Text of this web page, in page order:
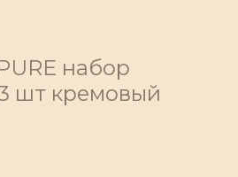
набор
шт кремовый